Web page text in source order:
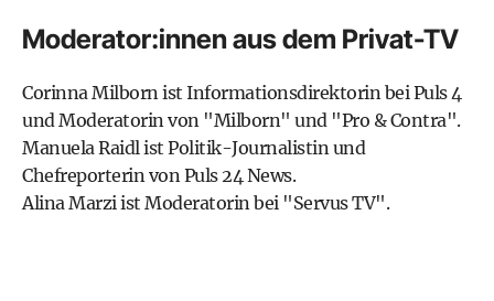
Moderator:innen aus dem Privat-TV
Corinna Milbornist Informationsdirektorin bei Puls 4
und Moderatorin von "Milborn" und "Pro & Contra".
Manuela Raidlist Politik-Journalistin und
Chefreporterin von Puls 24 News.
Alina Marziist Moderatorin bei "Servus TV".